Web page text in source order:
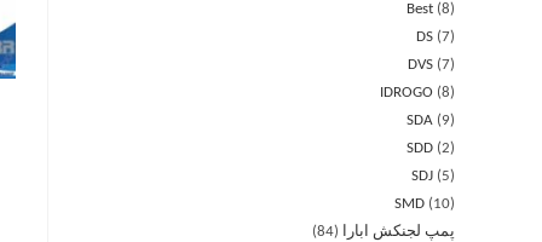
Best 8
DS 7
DVS 7
IDROGO
8
SDA
9
SDD 2
SDJ
5
SMD
10
پمپ لجنکش ابارا
84